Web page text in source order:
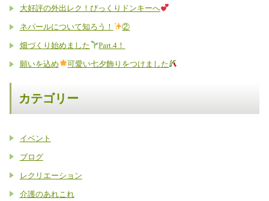
大好評の外出レク！びっくりドンキーへ
ネパールについて知ろう！ ②
畑づくり始めました Part.4！
願いを込め 可愛い七夕飾りをつけました
カテゴリー
イベント
ブログ
レクリエーション
介護のあれこれ